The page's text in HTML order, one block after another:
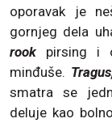
oporavak je
gornjeg dela
rookpirsing i
minđuše.
smatra se
deluje kao